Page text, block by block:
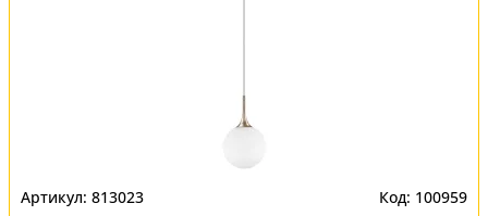
813023 100959